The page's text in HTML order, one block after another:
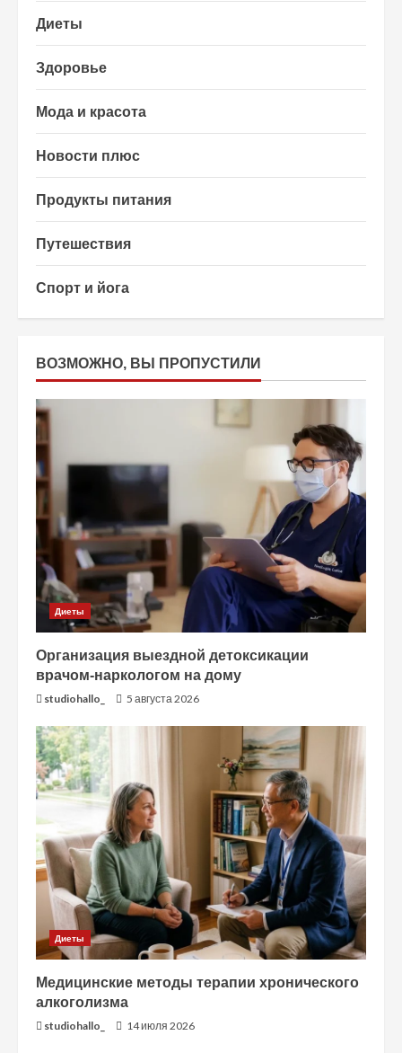
Диеты
Здоровье
Мода и красота
Новости плюс
Продукты питания
Путешествия
Спорт и йога
ВОЗМОЖНО, ВЫ ПРОПУСТИЛИ
Диеты
Организация выездной детоксикации
врачом-наркологом на дому
studiohallo_ 5 августа 2026
Диеты
Медицинские методы терапии хронического
алкоголизма
studiohallo_ 14 июля 2026